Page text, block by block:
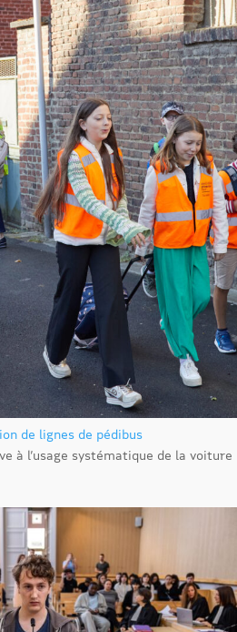
de lignes de pédibus
à l’usage systématique de la voiture